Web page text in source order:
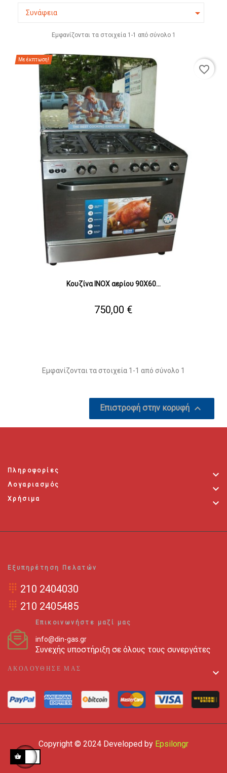
Συνάφεια 
Εμφανίζονται τα στοιχεία 1-1 από σύνολο 1
Με έκπτωση!
Κουζίνα INOX αερίου 90X60...
Τιμή
750,00 €
favorite_border
Εμφανίζονται τα στοιχεία 1-1 από σύνολο 1
Επιστροφή στην κορυφή 
Πληροφορίες 
Λογαριασμός 
Χρήσιμα 
Εξυπηρέτηση Πελατών
210 2404030
210 2405485
Επικοινωνήστε μαζί μας
info@din-gas.gr
Συνεχής υποστήριξη σε όλους τους συνεργάτες
ΑΚΟΛΟΥΘΗΣΕ ΜΑΣ 
Copyright © 2024 Developed by Epsilongr